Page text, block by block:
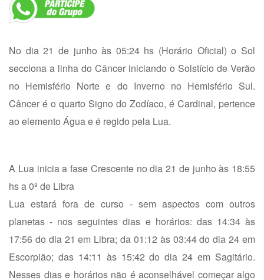
No dia 21 de junho às 05:24 hs (Horário Oficial) o Sol
secciona a linha do Câncer iniciando o Solstício de Verão
no Hemisfério Norte e do Inverno no Hemisfério Sul.
Câncer é o quarto Signo do Zodíaco, é Cardinal, pertence
ao elemento Água e é regido pela Lua.
A Lua inicia a fase Crescente no dia 21 de junho às 18:55
hs a 0º de Libra
Lua estará fora de curso - sem aspectos com outros
planetas - nos seguintes dias e horários: das 14:34 às
17:56 do dia 21 em Libra; da 01:12 às 03:44 do dia 24 em
Escorpião; das 14:11 às 15:42 do dia 24 em Sagitário.
Nesses dias e horários não é aconselhável começar algo